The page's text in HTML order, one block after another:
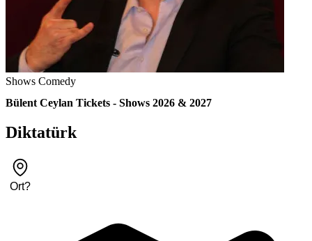
Shows Comedy
Bülent Ceylan Tickets - Shows 2026 & 2027
Diktatürk
Ort?